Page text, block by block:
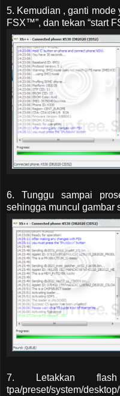
5. Kemudian , ganti mode
FSX™”, dan tekan “start
6. Tunggu sampai
sehingga muncul gambar
7. Letakkan
tpa/preset/system/